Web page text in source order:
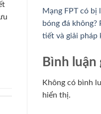
Mạng FPT có bị
bóng đá không?
tiết và giải pháp
Bình luận
Không có bình
hiển thị.